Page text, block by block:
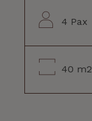
4 Pax
40 m2